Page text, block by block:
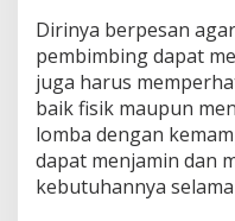
Dirinya berpesan
pembimbing dapat
juga harus
baik fisik maupun
lomba dengan
dapat menjamin dan
kebutuhannya